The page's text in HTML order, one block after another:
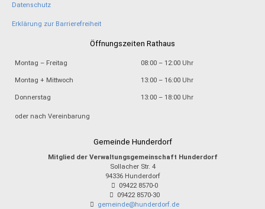
Datenschutz
Erklärung zur Barrierefreiheit
Öffnungszeiten Rathaus
Montag – Freitag 08:00 – 12:00 Uhr
Montag + Mittwoch 13:00 – 16:00 Uhr
Donnerstag 13:00 – 18:00 Uhr
oder nach Vereinbarung
Gemeinde Hunderdorf
Mitglied der Verwaltungsgemeinschaft Hunderdorf
Sollacher Str. 4
94336 Hunderdorf
09422 8570-0
09422 8570-30
gemeinde@hunderdorf.de